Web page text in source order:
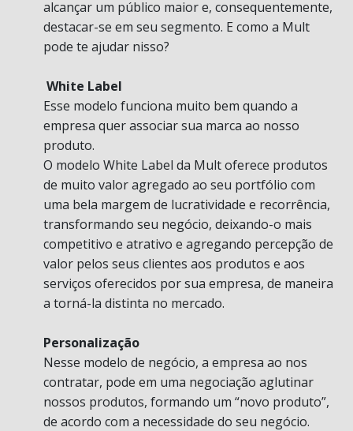
alcançar um público maior e, consequentemente,
destacar-se em seu segmento. E como a Mult
pode te ajudar nisso?
White Label
Esse modelo funciona muito bem quando a
empresa quer associar sua marca ao nosso
produto.
O modelo White Label da Mult oferece produtos
de muito valor agregado ao seu portfólio com
uma bela margem de lucratividade e recorrência,
transformando seu negócio, deixando-o mais
competitivo e atrativo e agregando percepção de
valor pelos seus clientes aos produtos e aos
serviços oferecidos por sua empresa, de maneira
a torná-la distinta no mercado.
Personalização
Nesse modelo de negócio, a empresa ao nos
contratar, pode em uma negociação aglutinar
nossos produtos, formando um “novo produto”,
de acordo com a necessidade do seu negócio.